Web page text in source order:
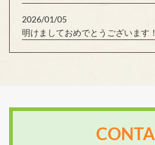
2026/01/05
明けましておめでとうございます！